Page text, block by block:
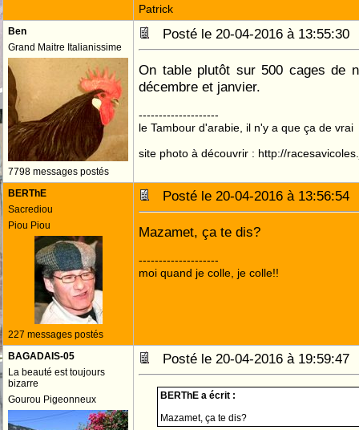
Patrick
Ben
Grand Maitre Italianissime
7798 messages postés
Posté le 20-04-2016 à
On table plutôt sur 500 cages de
décembre et janvier.
--------------------
le Tambour d'arabie, il n'y a que ça de vrai
site photo à découvrir : http://
BERThE
Sacrediou
Piou Piou
227 messages postés
Posté le 20-04-2016 à
Mazamet, ça te dis?
--------------------
moi quand je colle, je colle!!
BAGADAIS-05
La beauté est toujours
bizarre
Gourou Pigeonneux
Posté le 20-04-2016 à
BERThE a écrit :
Mazamet, ça te dis?